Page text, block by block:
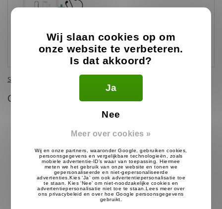
€22,53 Incl. btw
Show more combideals
Gerelateerde producten
Wij slaan cookies op om
onze website te verbeteren.
Is dat akkoord?
Ja
Nee
Meer over cookies »